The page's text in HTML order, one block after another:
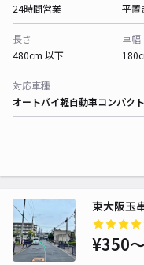
24時間営業
平置
長さ
480cm 以下
車幅
対応車種
オートバイ軽自動車コンパク
東大阪玉
¥350〜